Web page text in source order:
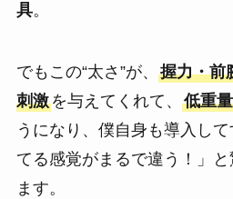
具。
でもこの“太さ”が、 握力・前
刺激を与えてくれて、 低重
うになり、僕自身も導入し
てる感覚がまるで違う！」
ます。